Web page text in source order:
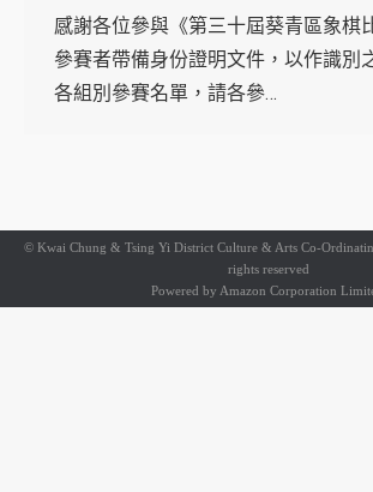
感謝各位參與《第三十屆葵青區象棋
參賽者帶備身份證明文件，以作識別
各組別參賽名單，請各參…
© Kwai Chung & Tsing Yi District Culture & Arts Co-
rights reserved
Powered by Amazon Corporation